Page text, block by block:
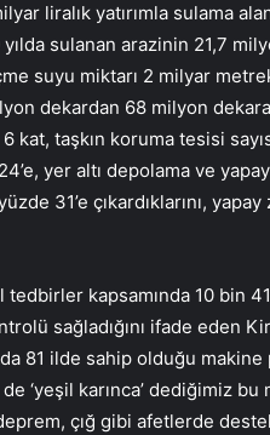
liralık yatırımla sulama
sulanan arazinin 21,7
suyu miktarı 2 milyar
dekardan 68 milyon
kat, taşkın koruma tesisi
yer altı depolama ve
31’e çıkardıklarını,
tedbirler kapsamında 10 bin
sağladığını ifade eden
81 ilde sahip olduğu makine
de ‘yeşil karınca’ dediğimiz
çığ gibi afetlerde